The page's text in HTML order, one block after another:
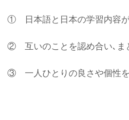
① 日本語と日本の学習内容
② 互いのことを認め合い､ま
③ 一人ひとりの良さや個性